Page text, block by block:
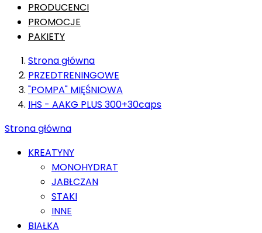
PRODUCENCI
PROMOCJE
PAKIETY
Strona główna
PRZEDTRENINGOWE
"POMPA" MIĘŚNIOWA
IHS - AAKG PLUS 300+30caps
Strona główna
KREATYNY
MONOHYDRAT
JABŁCZAN
STAKI
INNE
BIAŁKA